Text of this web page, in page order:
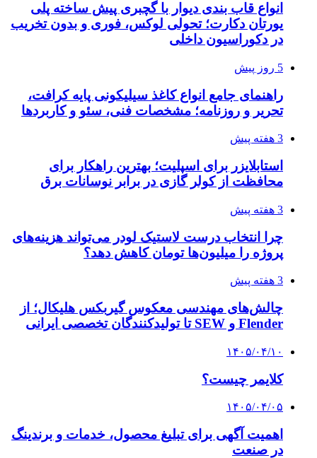
انواع قاب بندی دیوار با گچبری پیش ساخته پلی
یورتان دکارت؛ تحولی لوکس، فوری و بدون تخریب
در دکوراسیون داخلی
5 روز پیش
راهنمای جامع انواع کاغذ سیلیکونی پایه کرافت،
تحریر و روزنامه؛ مشخصات فنی، سئو و کاربردها
3 هفته پیش
استابلایزر برای اسپلیت؛ بهترین راهکار برای
محافظت از کولر گازی در برابر نوسانات برق
3 هفته پیش
چرا انتخاب درست لاستیک لودر می‌تواند هزینه‌های
پروژه را میلیون‌ها تومان کاهش دهد؟
3 هفته پیش
چالش‌های مهندسی معکوس گیربکس هلیکال؛ از
Flender و SEW تا تولیدکنندگان تخصصی ایرانی
۱۴۰۵/۰۴/۱۰
کلایمر چیست؟
۱۴۰۵/۰۴/۰۵
اهمیت آگهی برای تبلیغ محصول، خدمات و برندینگ
در صنعت